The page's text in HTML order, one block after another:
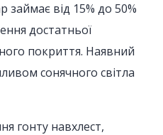
від 15% до 50%
достатньої
покриття. Наявний
сонячного світла
гонту навхлест,